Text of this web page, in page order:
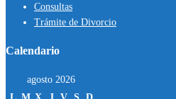
Consultas
Trámite de Divorcio
Calendario
agosto 2026